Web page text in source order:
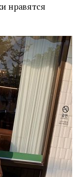
нравятся